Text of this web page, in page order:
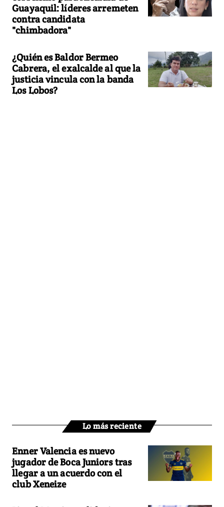
Guayaquil: líderes arremeten
contra candidata
"chimbadora"
¿Quién es Baldor Bermeo
Cabrera, el exalcalde al que la
justicia vincula con la banda
Los Lobos?
Lo más reciente
Enner Valencia es nuevo
jugador de Boca Juniors tras
llegar a un acuerdo con el
club Xeneize